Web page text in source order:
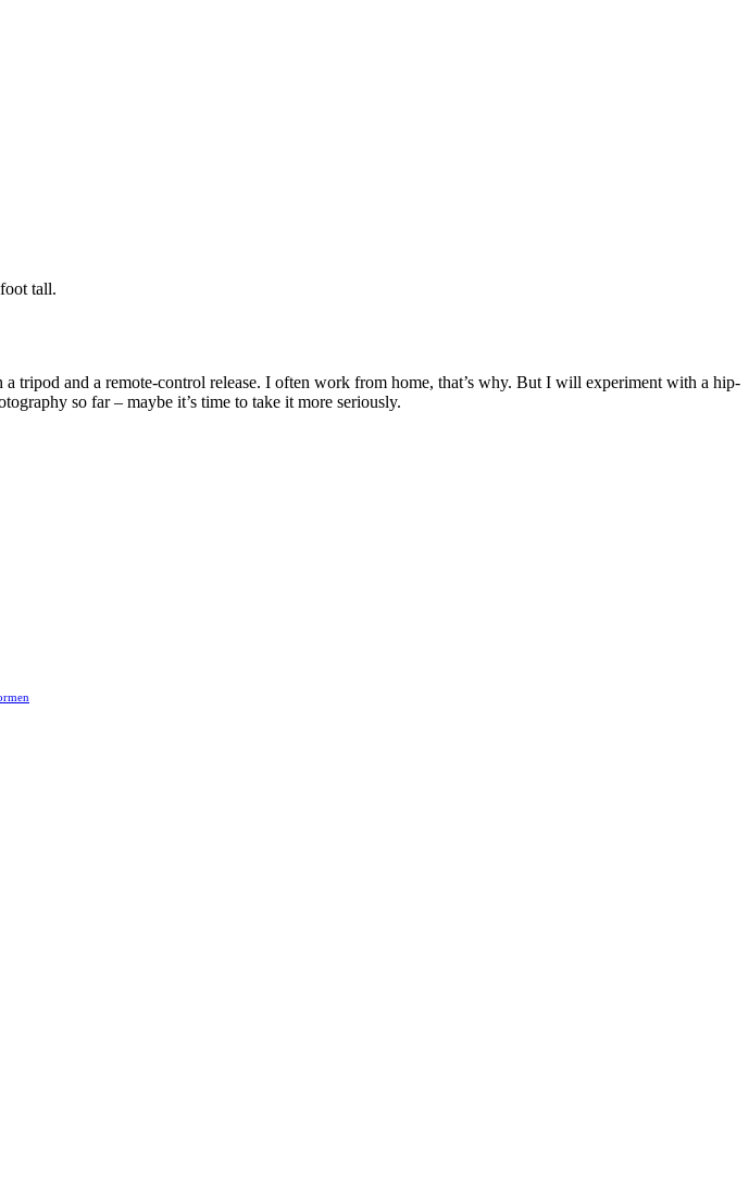
tall.
and a remote-control release. I often work from home, that’s why. But I will experiment with a hip-
so far – maybe it’s time to take it more seriously.